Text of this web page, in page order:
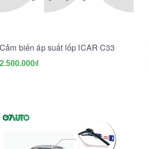
Cảm biến áp suất lốp ICAR C33
2.500.000₫